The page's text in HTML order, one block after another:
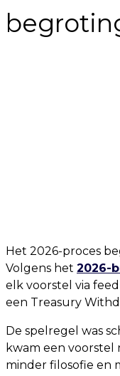
Het 2026-proces
Volgens het 2026-
elk voorstel via
een Treasury
De spelregel was
kwam een voorstel
minder filosofie en